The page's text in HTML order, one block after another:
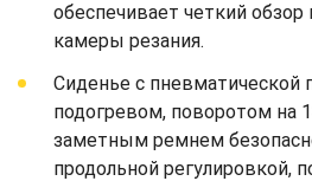
обеспечивает четкий
камеры резания.
Сиденье с пневматической
подогревом, поворотом на
заметным ремнем
продольной регулировкой,